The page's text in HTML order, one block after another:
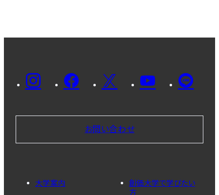
お問い合わせ
大学案内
創価大学で学びたい
方